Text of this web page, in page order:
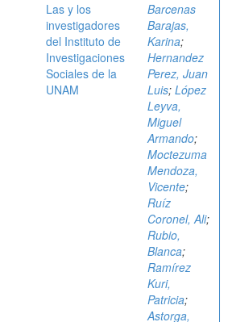
Las y los
investigadores
del Instituto de
Investigaciones
Sociales de la
UNAM
Barcenas
Barajas,
Karina;
Hernandez
Perez, Juan
Luis; López
Leyva,
Miguel
Armando;
Moctezuma
Mendoza,
Vicente;
Ruíz
Coronel, Ali;
Rubio,
Blanca;
Ramírez
Kuri,
Patricia;
Astorga,